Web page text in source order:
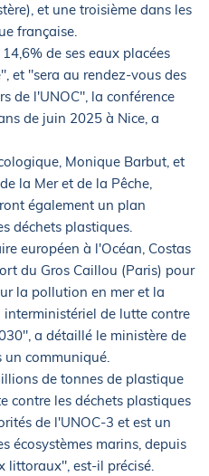
et une troisième dans les
française.
de ses eaux placées
et "sera au rendez-vous des
de l'UNOC", la conférence
de juin 2025 à Nice, a
Monique Barbut, et
la Mer et de la Pêche,
également un plan
déchets plastiques.
européen à l'Océan, Costas
du Gros Caillou (Paris) pour
la pollution en mer et la
de lutte contre
a détaillé le ministère de
un communiqué.
de tonnes de plastique
contre les déchets plastiques
de l'UNOC-3 et est un
écosystèmes marins, depuis
littoraux", est-il précisé.